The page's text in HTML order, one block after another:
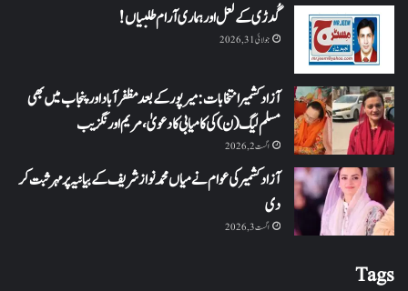
گُدڑی کے لعل اور ہماری آرام طلبیاں!
جولائی 31, 2026
آزاد کشمیر انتخابات: میرپور کے بعد مظفرآباد اور پنجاب میں بھی
مسلم لیگ (ن) کی کامیابی کا دعویٰ، مریم اورنگزیب
اگست 2, 2026
آزاد کشمیر کی عوام نے میاں محمد نواز شریف کے بیانیہ پر مہر ثبت کر
دی
اگست 3, 2026
Tags